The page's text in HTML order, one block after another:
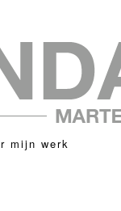
mijn werk